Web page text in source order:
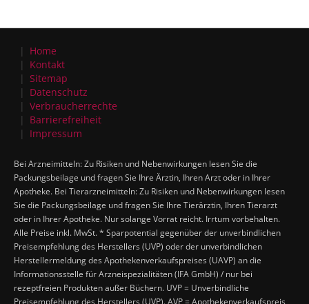
Home
Kontakt
Sitemap
Datenschutz
Verbraucherrechte
Barrierefreiheit
Impressum
Bei Arzneimitteln: Zu Risiken und Nebenwirkungen lesen Sie die
Packungsbeilage und fragen Sie Ihre Ärztin, Ihren Arzt oder in Ihrer
Apotheke. Bei Tierarzneimitteln: Zu Risiken und Nebenwirkungen lesen
Sie die Packungsbeilage und fragen Sie Ihre Tierärztin, Ihren Tierarzt
oder in Ihrer Apotheke. Nur solange Vorrat reicht. Irrtum vorbehalten.
Alle Preise inkl. MwSt. * Sparpotential gegenüber der unverbindlichen
Preisempfehlung des Herstellers (UVP) oder der unverbindlichen
Herstellermeldung des Apothekenverkaufspreises (UAVP) an die
Informationsstelle für Arzneispezialitäten (IFA GmbH) / nur bei
rezeptfreien Produkten außer Büchern. UVP = Unverbindliche
Preisempfehlung des Herstellers (UVP). AVP = Apothekenverkaufspreis